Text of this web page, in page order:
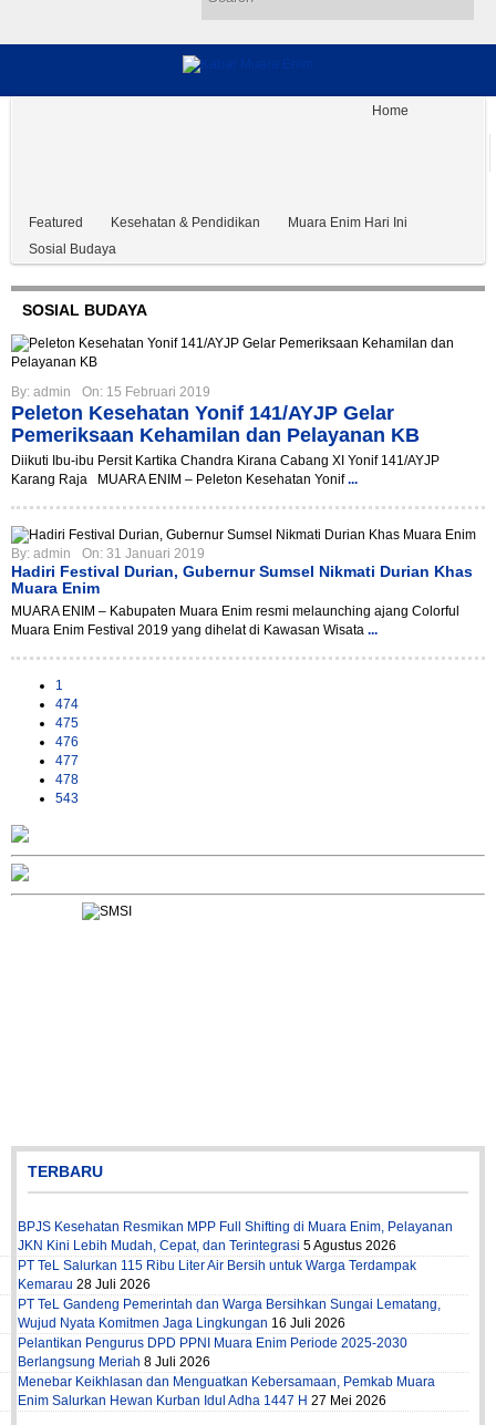
Home
Featured Kesehatan & Pendidikan
Muara Enim Hari Ini
Sosial Budaya
SOSIAL BUDAYA
By: admin On: 15 Februari 2019
Peleton Kesehatan Yonif 141/AYJP Gelar
Pemeriksaan Kehamilan dan Pelayanan KB
Diikuti Ibu-ibu Persit Kartika Chandra Kirana Cabang XI Yonif 141/AYJP
Karang Raja MUARA ENIM – Peleton Kesehatan Yonif...
By: admin On: 31 Januari 2019
Hadiri Festival Durian, Gubernur Sumsel Nikmati Durian Khas
Muara Enim
MUARA ENIM – Kabupaten Muara Enim resmi melaunching ajang Colorful
Muara Enim Festival 2019 yang dihelat di Kawasan Wisata ...
1
474
475
476
477
478
543
TERBARU
BPJS Kesehatan Resmikan MPP Full Shifting di Muara Enim, Pelayanan
JKN Kini Lebih Mudah, Cepat, dan Terintegrasi 5 Agustus 2026
PT TeL Salurkan 115 Ribu Liter Air Bersih untuk Warga Terdampak
Kemarau 28 Juli 2026
PT TeL Gandeng Pemerintah dan Warga Bersihkan Sungai Lematang,
Wujud Nyata Komitmen Jaga Lingkungan 16 Juli 2026
Pelantikan Pengurus DPD PPNI Muara Enim Periode 2025-2030
Berlangsung Meriah 8 Juli 2026
Menebar Keikhlasan dan Menguatkan Kebersamaan, Pemkab Muara
Enim Salurkan Hewan Kurban Idul Adha 1447 H 27 Mei 2026